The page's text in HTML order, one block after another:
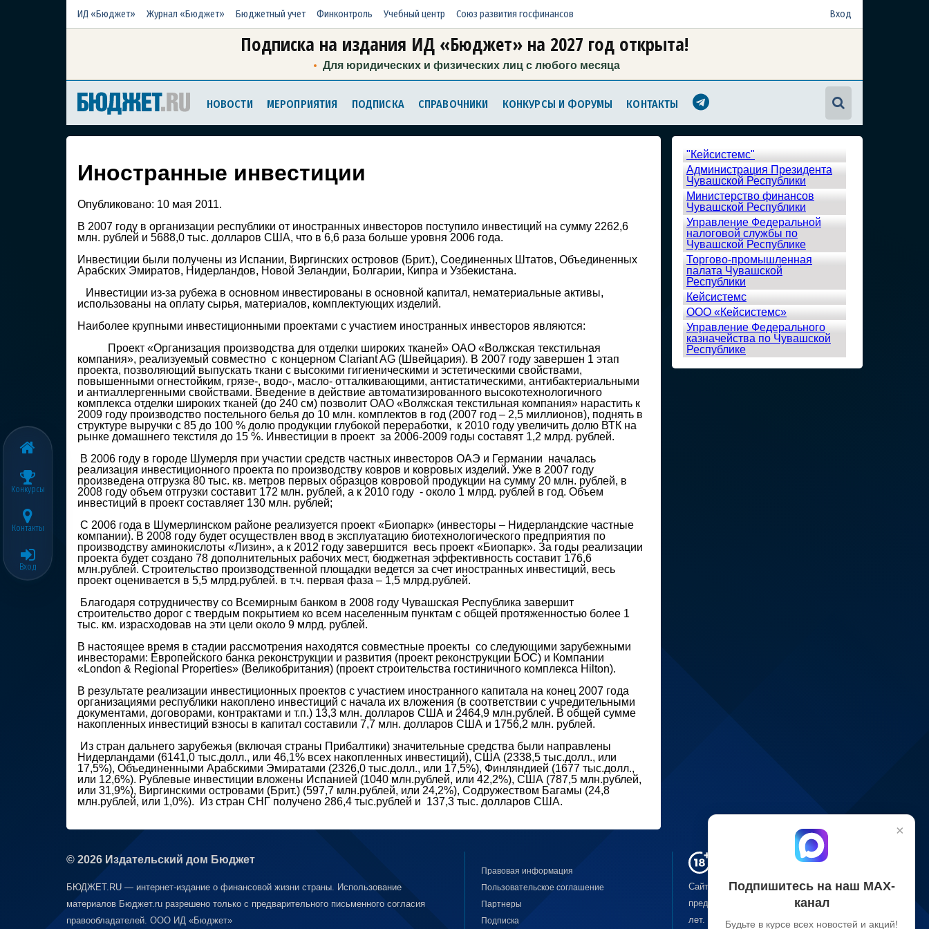
Конкурсы
Контакты
Вход
ИД «Бюджет» Журнал «Бюджет» Бюджетный учет Финконтроль Учебный центр Союз развития госфинансов Вход
Подписка на издания ИД «Бюджет» на 2027 год открыта!
Для юридических и физических лиц с любого месяца
НОВОСТИ МЕРОПРИЯТИЯ ПОДПИСКА СПРАВОЧНИКИ КОНКУРСЫ И ФОРУМЫ КОНТАКТЫ
Иностранные инвестиции
Опубликовано: 10 мая 2011.
В 2007 году в организации республики от иностранных инвесторов поступило инвестиций на сумму 2262,6
млн. рублей и 5688,0 тыс. долларов США, что в 6,6 раза больше уровня 2006 года.
Инвестиции были получены из Испании, Виргинских островов (Брит.), Соединенных Штатов, Объединенных
Арабских Эмиратов, Нидерландов, Новой Зеландии, Болгарии, Кипра и Узбекистана.
Инвестиции из-за рубежа в основном инвестированы в основной капитал, нематериальные активы,
использованы на оплату сырья, материалов, комплектующих изделий.
Наиболее крупными инвестиционными проектами с участием иностранных инвесторов являются:
Проект «Организация производства для отделки широких тканей» ОАО «Волжская текстильная
компания», реализуемый совместно с концерном Clariant AG (Швейцария). В 2007 году завершен 1 этап
проекта, позволяющий выпускать ткани с высокими гигиеническими и эстетическими свойствами,
повышенными огнестойким, грязе-, водо-, масло- отталкивающими, антистатическими, антибактериальными
и антиаллергенными свойствами. Введение в действие автоматизированного высокотехнологичного
комплекса отделки широких тканей (до 240 см) позволит ОАО «Волжская текстильная компания» нарастить к
2009 году производство постельного белья до 10 млн. комплектов в год (2007 год – 2,5 миллионов), поднять в
структуре выручки с 85 до 100 % долю продукции глубокой переработки, к 2010 году увеличить долю ВТК на
рынке домашнего текстиля до 15 %. Инвестиции в проект за 2006-2009 годы составят 1,2 млрд. рублей.
В 2006 году в городе Шумерля при участии средств частных инвесторов ОАЭ и Германии началась
реализация инвестиционного проекта по производству ковров и ковровых изделий. Уже в 2007 году
произведена отгрузка 80 тыс. кв. метров первых образцов ковровой продукции на сумму 20 млн. рублей, в
2008 году объем отгрузки составит 172 млн. рублей, а к 2010 году - около 1 млрд. рублей в год. Объем
инвестиций в проект составляет 130 млн. рублей;
С 2006 года в Шумерлинском районе реализуется проект «Биопарк» (инвесторы – Нидерландские частные
компании). В 2008 году будет осуществлен ввод в эксплуатацию биотехнологического предприятия по
производству аминокислоты «Лизин», а к 2012 году завершится весь проект «Биопарк». За годы реализации
проекта будет создано 78 дополнительных рабочих мест, бюджетная эффективность составит 176,6
млн.рублей. Строительство производственной площадки ведется за счет иностранных инвестиций, весь
проект оценивается в 5,5 млрд.рублей. в т.ч. первая фаза – 1,5 млрд.рублей.
Благодаря сотрудничеству со Всемирным банком в 2008 году Чувашская Республика завершит
строительство дорог с твердым покрытием ко всем населенным пунктам с общей протяженностью более 1
тыс. км. израсходовав на эти цели около 9 млрд. рублей.
В настоящее время в стадии рассмотрения находятся совместные проекты со следующими зарубежными
инвесторами: Европейского банка реконструкции и развития (проект реконструкции БОС) и Компании
«London & Regional Properties» (Великобритания) (проект строительства гостиничного комплекса Hilton).
В результате реализации инвестиционных проектов с участием иностранного капитала на конец 2007 года
организациями республики накоплено инвестиций с начала их вложения (в соответствии с учредительными
документами, договорами, контрактами и т.п.) 13,3 млн. долларов США и 2464,9 млн.рублей. В общей сумме
накопленных инвестиций взносы в капитал составили 7,7 млн. долларов США и 1756,2 млн. рублей.
Из стран дальнего зарубежья (включая страны Прибалтики) зна­чительные средства были направлены
Нидерландами (6141,0 тыс.долл., или 46,1% всех накопленных инвестиций), США (2338,5 тыс.долл., или
17,5%), Объединенными Арабскими Эмиратами (2326,0 тыс.долл., или 17,5%), Финляндией (1677 тыс.долл.,
или 12,6%). Рублевые инвестиции вложены Испанией (1040 млн.рублей, или 42,2%), США (787,5 млн.рублей,
или 31,9%), Виргинскими островами (Брит.) (597,7 млн.рублей, или 24,2%), Содружеством Багамы (24,8
млн.рублей, или 1,0%). Из стран СНГ получено 286,4 тыс.рублей и 137,3 тыс. долларов США.
"Кейсистемс"
Администрация Президента
Чувашской Республики
Министерство финансов
Чувашской Республики
Управление Федеральной
налоговой службы по
Чувашской Республике
Торгово-промышленная
палата Чувашской
Республики
Кейсистемс
ООО «Кейсистемс»
Управление Федерального
казначейства по Чувашской
Республике
© 2026 Издательский дом Бюджет
БЮДЖЕТ.RU — интернет-издание о финансовой жизни страны. Использование
материалов Бюджет.ru разрешено только с предварительного письменного согласия
правообладателей. ООО ИД «Бюджет»
Правовая информация
Пользовательское соглашение
Партнеры
Подписка
×
Подпишитесь на наш МАХ-
канал
Будьте в курсе всех новостей и акций!
Сайт может содержать материалы, не
предназначенные для лиц младше
лет.